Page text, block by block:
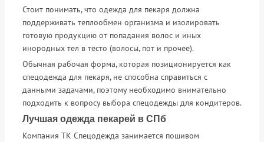
Стоит понимать, что одежда для пекаря должна
поддерживать теплообмен организма и изолировать
готовую продукцию от попадания волос и иных
инородных тел в тесто (волосы, пот и прочее).
Обычная рабочая форма, которая позиционируется как
спецодежда для пекаря, не способна справиться с
данными задачами, поэтому необходимо внимательно
подходить к вопросу выбора спецодежды для кондитеров.
Лучшая одежда пекарей в СПб
Компания ТК Спецодежда занимается пошивом